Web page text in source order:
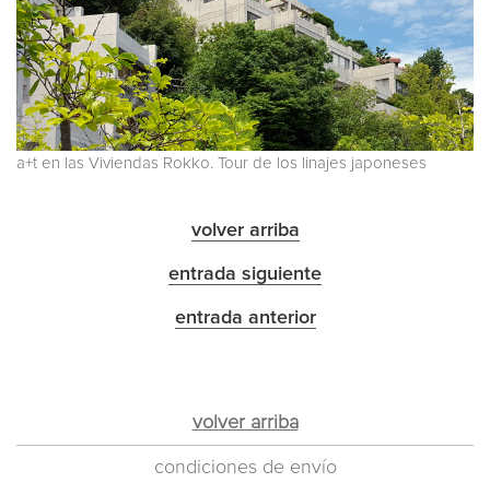
a+t en las Viviendas Rokko. Tour de los linajes japoneses
volver arriba
entrada siguiente
entrada anterior
volver arriba
condiciones de envío